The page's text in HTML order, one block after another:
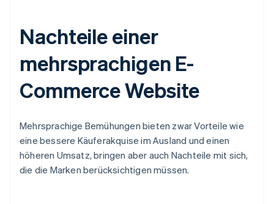
Nachteile einer
mehrsprachigen E-
Commerce Website
Mehrsprachige Bemühungen bieten zwar Vorteile wie
eine bessere Käuferakquise im Ausland und einen
höheren Umsatz, bringen aber auch Nachteile mit sich,
die die Marken berücksichtigen müssen.